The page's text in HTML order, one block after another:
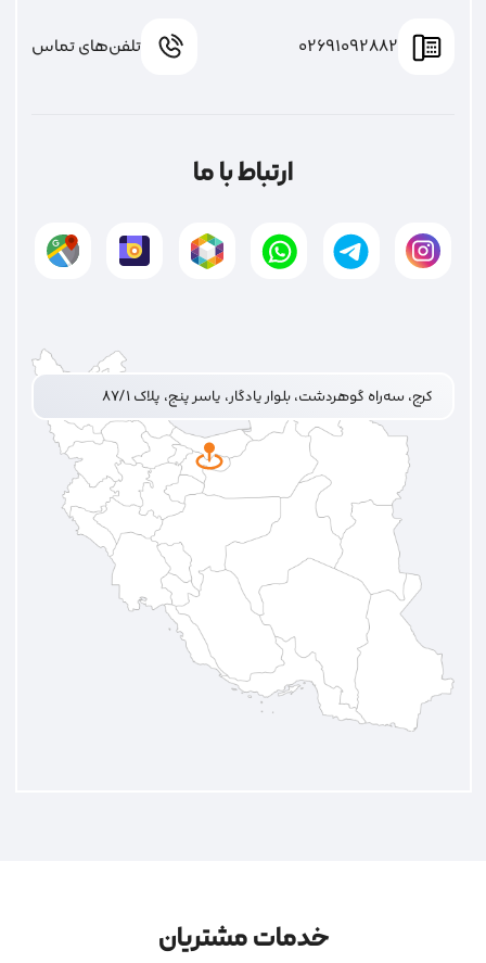
02691092882 تلفن‌های تماس
ارتباط با ما
کرج، سه‌راه گوهردشت، بلوار یادگار، یاسر پنج، پلاک ۸۷/۱
خدمات مشتریان